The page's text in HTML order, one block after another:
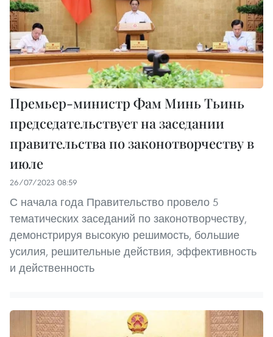
Премьер-министр Фам Минь Тьинь
председательствует на заседании
правительства по законотворчеству в
июле
26/07/2023 08:59
С начала года Правительство провело 5
тематических заседаний по законотворчеству,
демонстрируя высокую решимость, большие
усилия, решительные действия, эффективность
и действенность